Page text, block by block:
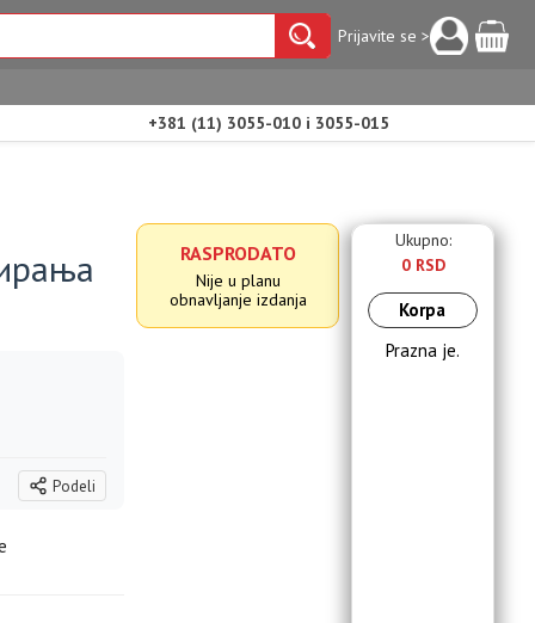
Prijavite se >
+381 (11) 3055-010 i 3055-015
Podeli
RASPRODATO
Nije u planu
obnavljanje izdanja
Ukupno:
0 RSD
Korpa
Prazna je.